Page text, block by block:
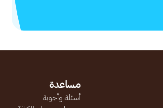
مساعدة
أسئلة وأجوبة